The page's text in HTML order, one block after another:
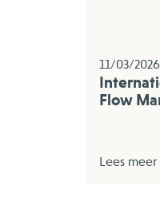
11/03/2026
Flow
Lees meer